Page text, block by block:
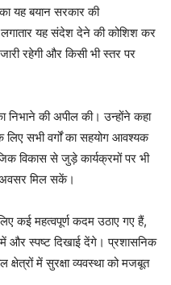
यह बयान सरकार की
यह संदेश देने की कोशिश कर
रहेगी और किसी भी स्तर पर
निभाने की अपील की। उन्होंने कहा
सभी वर्गों का सहयोग आवश्यक
विकास से जुड़े कार्यक्रमों पर भी
अवसर मिल सकें।
कई महत्वपूर्ण कदम उठाए गए हैं,
और स्पष्ट दिखाई देंगे। प्रशासनिक
क्षेत्रों में सुरक्षा व्यवस्था को मजबूत